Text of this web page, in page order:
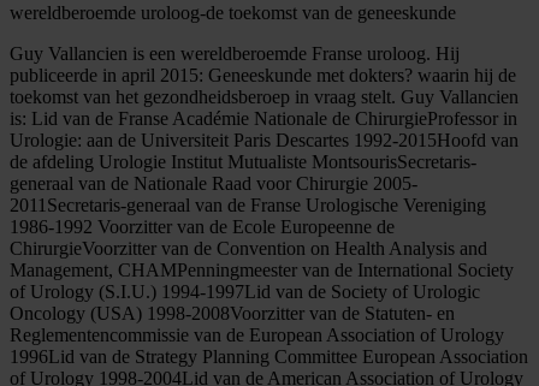
wereldberoemde uroloog-de toekomst van de geneeskunde
Guy Vallancien is een wereldberoemde Franse uroloog. Hij
publiceerde in april 2015: Geneeskunde met dokters? waarin hij de
toekomst van het gezondheidsberoep in vraag stelt. Guy Vallancien
is: Lid van de Franse Académie Nationale de ChirurgieProfessor in
Urologie: aan de Universiteit Paris Descartes 1992-2015Hoofd van
de afdeling Urologie Institut Mutualiste MontsourisSecretaris-
generaal van de Nationale Raad voor Chirurgie 2005-
2011Secretaris-generaal van de Franse Urologische Vereniging
1986-1992 Voorzitter van de Ecole Europeenne de
ChirurgieVoorzitter van de Convention on Health Analysis and
Management, CHAMPenningmeester van de International Society
of Urology (S.I.U.) 1994-1997Lid van de Society of Urologic
Oncology (USA) 1998-2008Voorzitter van de Statuten- en
Reglementencommissie van de European Association of Urology
1996Lid van de Strategy Planning Committee European Association
of Urology 1998-2004Lid van de American Association of Urology